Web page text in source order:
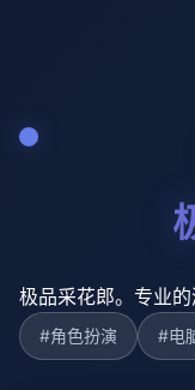
极品采花郎。专业
#角色扮演 #电